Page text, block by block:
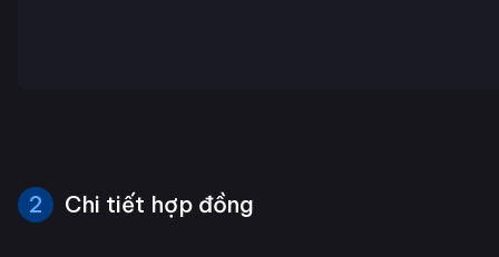
2 Chi tiết hợp đồng